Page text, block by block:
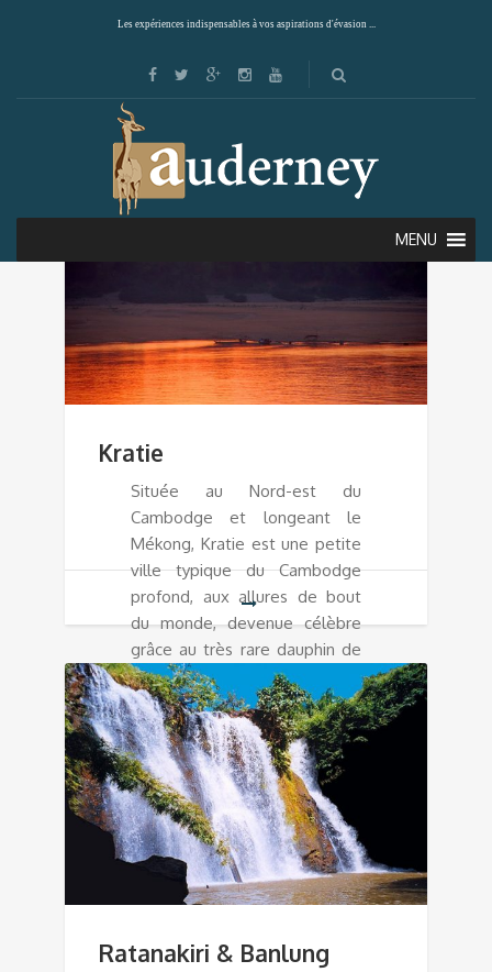
Les expériences indispensables à vos aspirations d'évasion ...
MENU
Kratie
Située au Nord-est du
Cambodge et longeant le
Mékong, Kratie est une petite
ville typique du Cambodge
profond, aux allures de bout
du monde, devenue célèbre
grâce au très rare dauphin de
l'Irrawaddy.
Ratanakiri & Banlung